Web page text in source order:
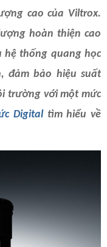
cao của Viltrox.
hoàn thiện cao
hệ thống quang học
đảm bảo hiệu suất
trường với một mức
Digitaltìm hiểu về